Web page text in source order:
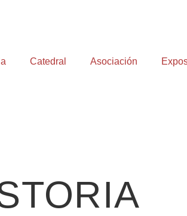
Catedral Asociación